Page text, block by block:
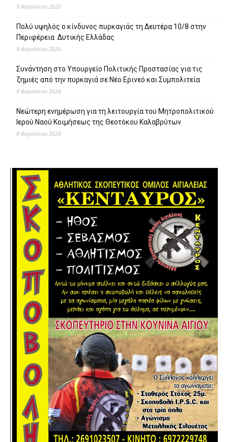
9 Αυγούστου 2026
Πολύ υψηλός ο κίνδυνος πυρκαγιάς τη Δευτέρα 10/8 στην
Περιφέρεια Δυτικής Ελλάδας
9 Αυγούστου 2026
Συνάντηση στο Υπουργείο Πολιτικής Προστασίας για τις
ζημιές από την πυρκαγιά σε Νέο Ερινεό και Συμπολιτεία
9 Αυγούστου 2026
Νεώτερη ενημέρωση για τη λειτουργία του Μητροπολιτικού
Ιερού Ναού Κοιμήσεως της Θεοτόκου Καλαβρύτων
8 Αυγούστου 2026